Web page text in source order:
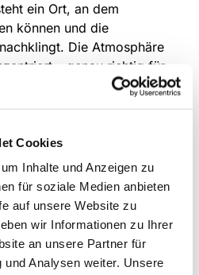
Cookies
Inhalte und Anzeigen zu
für soziale Medien anbieten
auf unsere Website zu
wir Informationen zu Ihrer
an unsere Partner für
Analysen weiter. Unsere
ein Ort, an dem
können und die
Die Atmosphäre
– genau richtig für
und Alltag. 10 Uhr,